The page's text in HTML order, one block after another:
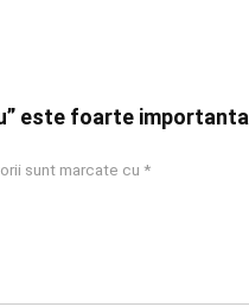
este foarte importanta
sunt marcate cu *